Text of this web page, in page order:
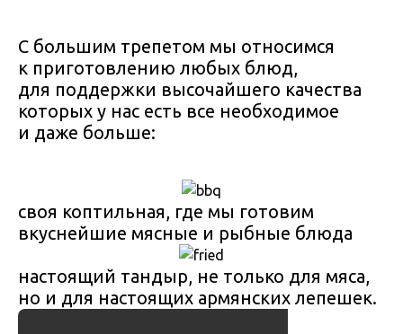
С большим трепетом мы относимся
к приготовлению любых блюд,
для поддержки высочайшего качества
которых у нас есть все необходимое
и даже больше:
своя коптильная, где мы готовим
вкуснейшие мясные и рыбные блюда
настоящий тандыр, не только для мяса,
но и для настоящих армянских лепешек.